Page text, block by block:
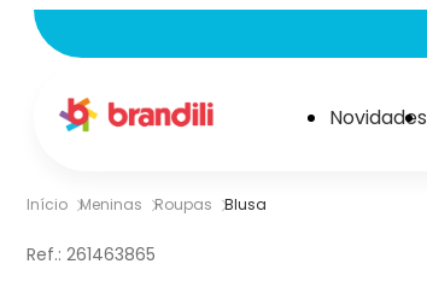
Novidades
Início Meninas Roupas Blusa
Ref.: 261463865